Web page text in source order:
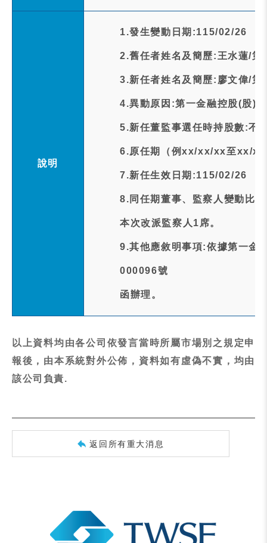
說明
1.發生變動日期:115/02/26
2.舊任者姓名及簡歷:王水蓮/第
3.新任者姓名及簡歷:廖文偉/第
4.異動原因:第一金融控股(股)
5.新任董監事選任時持股數:不
6.原任期（例xx/xx/xx至xx/
7.新任生效日期:115/02/26
8.同任期董事、監察人變動比
本次改派監察人1席。
9.其他應敘明事項:依據第一金
000096號
函辦理。
以上資料均由各公司依發言當時所屬市場別之規定申
報後，由本系統對外公佈，資料如有虛偽不實，均由
該公司負責.
返回所有重大消息